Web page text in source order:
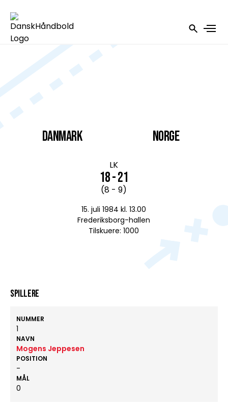
DANMARK
LK
18 - 21
(8 - 9)
15. juli 1984 kl. 13.00
Frederiksborg-hallen
Tilskuere: 1000
Norge
Spillere
NUMMER
1
NAVN
Mogens Jeppesen
POSITION
-
MÅL
0